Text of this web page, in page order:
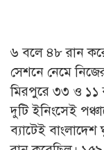
৬ বলে ৪৮ রান
সেশনে নেমে
মিরপুরে ৩৩ ও ১১
দুটি ইনিংসেই
ব্যাটেই